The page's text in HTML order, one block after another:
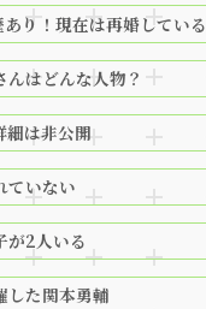
り！現在は再婚している
はどんな人物？
細は非公開
ていない
が2人いる
した関本勇輔